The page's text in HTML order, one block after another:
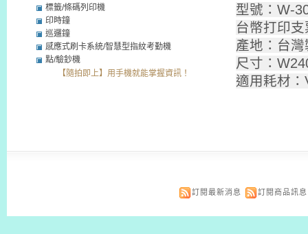
型號：W-
台幣打印
產地：台
尺寸：
適用耗材
標籤/條碼列印機
印時鐘
巡邏鐘
感應式刷卡系統/智慧型指紋考勤機
點/驗鈔機
【隨拍即上】用手機就能掌握資訊！
訂閱最新消息 訂閱商品訊息